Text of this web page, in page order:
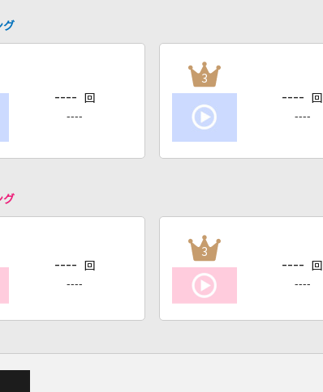
グ
---- 回
----
3
---- 回
----
グ
---- 回
----
3
---- 回
----